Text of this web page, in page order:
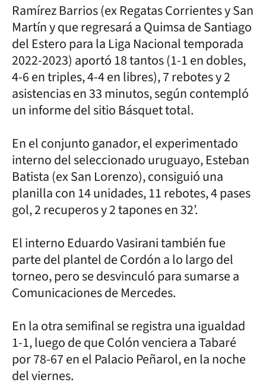
Ramírez Barrios (ex Regatas Corrientes y San
Martín y que regresará a Quimsa de Santiago
del Estero para la Liga Nacional temporada
2022-2023) aportó 18 tantos (1-1 en dobles,
4-6 en triples, 4-4 en libres), 7 rebotes y 2
asistencias en 33 minutos, según contempló
un informe del sitio Básquet total.
En el conjunto ganador, el experimentado
interno del seleccionado uruguayo, Esteban
Batista (ex San Lorenzo), consiguió una
planilla con 14 unidades, 11 rebotes, 4 pases
gol, 2 recuperos y 2 tapones en 32’.
El interno Eduardo Vasirani también fue
parte del plantel de Cordón a lo largo del
torneo, pero se desvinculó para sumarse a
Comunicaciones de Mercedes.
En la otra semifinal se registra una igualdad
1-1, luego de que Colón venciera a Tabaré
por 78-67 en el Palacio Peñarol, en la noche
del viernes.